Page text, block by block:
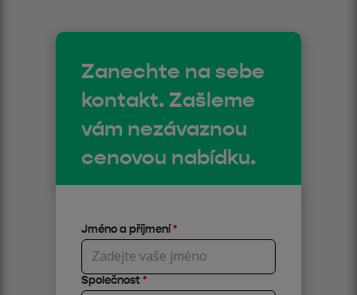
Zanechte na sebe
kontakt. Zašleme
vám nezávaznou
cenovou nabídku.
Jméno a příjmení*
Společnost*